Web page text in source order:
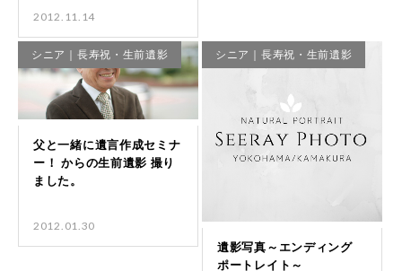
2012.11.14
シニア｜長寿祝・生前遺影
2012.01.30
シニア｜長寿祝・生前遺影